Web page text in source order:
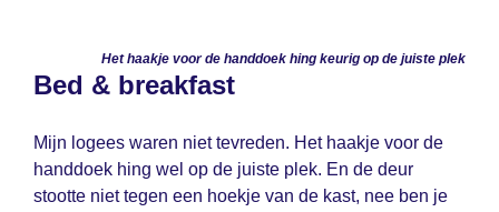
Het haakje voor de handdoek hing keurig op de juiste plek
Bed & breakfast
Mijn logees waren niet tevreden. Het haakje voor de
handdoek hing wel op de juiste plek. En de deur
stootte niet tegen een hoekje van de kast, nee ben je